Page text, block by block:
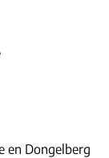
en Dongelberg